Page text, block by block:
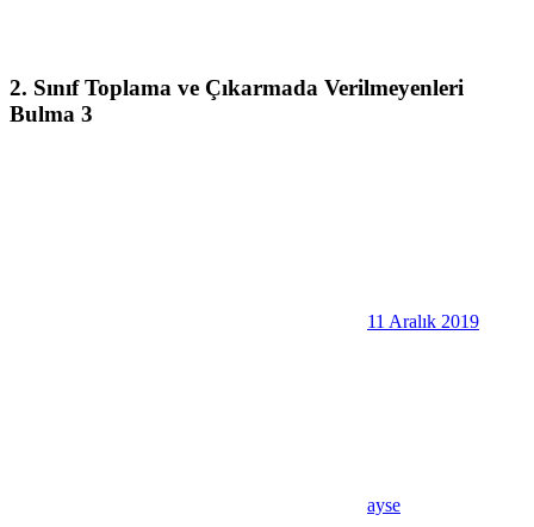
2. Sınıf Toplama ve Çıkarmada Verilmeyenleri
Bulma 3
11 Aralık 2019
ayse